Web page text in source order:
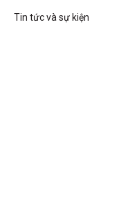
Tin tức và sự kiện